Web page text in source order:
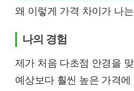
왜 이렇게 가격 차이가 나
나의 경험
제가 처음 다초점 안경을
예상보다 훨씬 높은 가격에